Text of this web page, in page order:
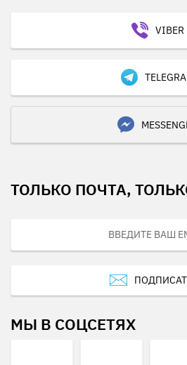
VIBER
ТОЛЬКО ПОЧТА,
МЫ В СОЦСЕТЯХ